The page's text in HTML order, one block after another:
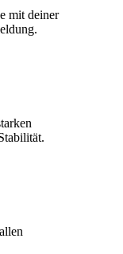
mit deiner